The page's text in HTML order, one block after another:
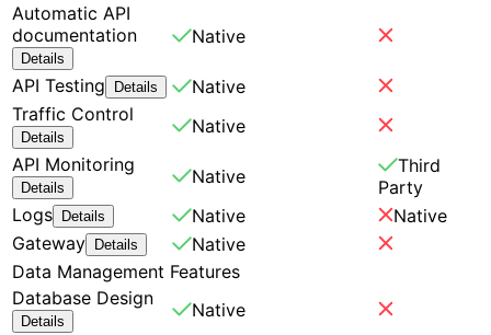
Automatic API
documentation
Details
Native
API Testing Details
Native
Traffic Control
Details
Native
API Monitoring
Details
Native
Third
Party
Logs Details Native
Native
Gateway Details
Native
Data Management Features
Database Design
Details
Native